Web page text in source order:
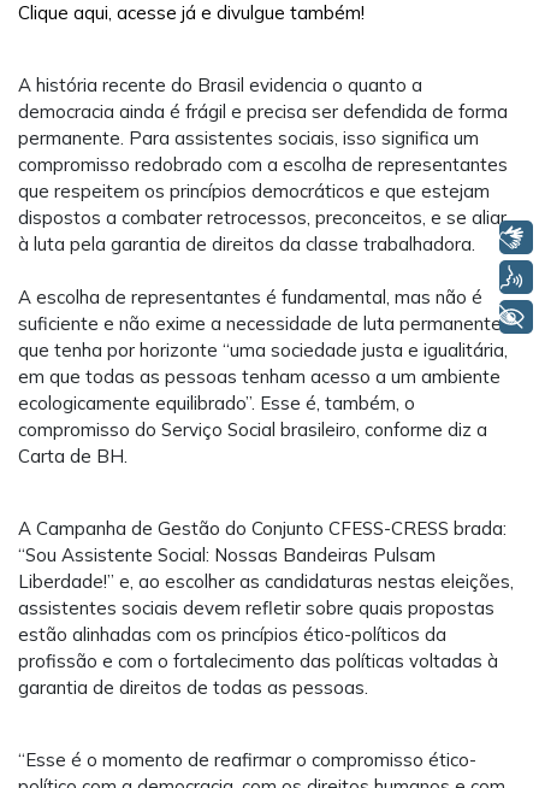
Clique aqui, acesse já e divulgue também!
A história recente do Brasil evidencia o quanto a
democracia ainda é frágil e precisa ser defendida de forma
permanente. Para assistentes sociais, isso significa um
compromisso redobrado com a escolha de representantes
que respeitem os princípios democráticos e que estejam
dispostos a combater retrocessos, preconceitos, e se aliar
à luta pela garantia de direitos da classe trabalhadora.
A escolha de representantes é fundamental, mas não é
suficiente e não exime a necessidade de luta permanente
que tenha por horizonte “uma sociedade justa e igualitária,
em que todas as pessoas tenham acesso a um ambiente
ecologicamente equilibrado”. Esse é, também, o
compromisso do Serviço Social brasileiro, conforme diz a
Carta de BH.
A Campanha de Gestão do Conjunto CFESS-CRESS brada:
“Sou Assistente Social: Nossas Bandeiras Pulsam
Liberdade!” e, ao escolher as candidaturas nestas eleições,
assistentes sociais devem refletir sobre quais propostas
estão alinhadas com os princípios ético-políticos da
profissão e com o fortalecimento das políticas voltadas à
garantia de direitos de todas as pessoas.
“Esse é o momento de reafirmar o compromisso ético-
Libras
+ Acessibilidade